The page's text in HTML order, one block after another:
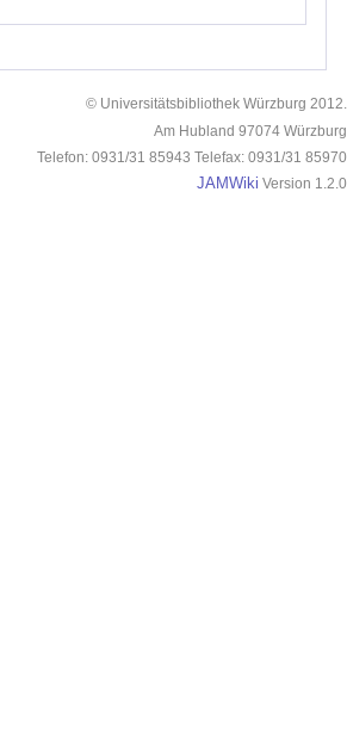
© Universitätsbibliothek Würzburg 2012.
Am Hubland 97074 Würzburg
Telefon: 0931/31 85943 Telefax: 0931/31 85970
JAMWiki Version 1.2.0